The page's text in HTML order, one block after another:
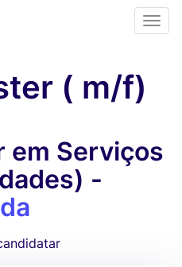
( m/f)
em Serviços
-